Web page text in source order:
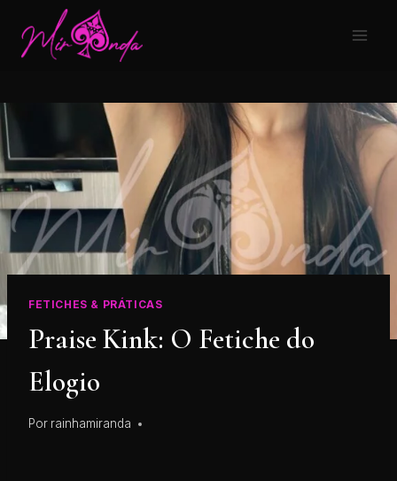
FETICHES & PRÁTICAS
Praise Kink: O Fetiche do
Elogio
Por rainhamiranda